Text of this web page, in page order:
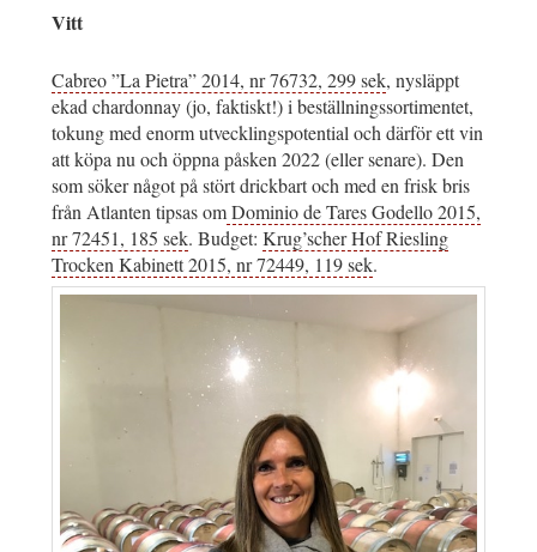
Vitt
Cabreo ”La Pietra” 2014, nr 76732, 299 sek, nysläppt
ekad chardonnay (jo, faktiskt!) i beställningssortimentet,
tokung med enorm utvecklingspotential och därför ett vin
att köpa nu och öppna påsken 2022 (eller senare). Den
som söker något på stört drickbart och med en frisk bris
från Atlanten tipsas omDominio de Tares Godello 2015,
nr 72451, 185 sek. Budget: Krug’scher Hof Riesling
Trocken Kabinett 2015, nr 72449, 119 sek.